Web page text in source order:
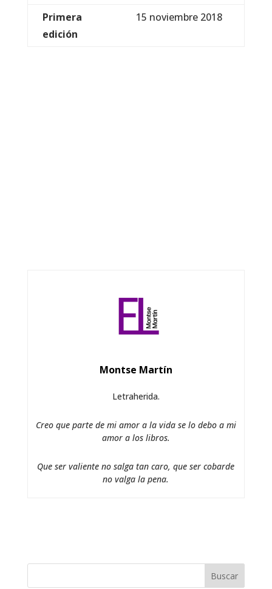
Primera
edición
15 noviembre 2018
Montse Martín
Letraherida.
Creo que parte de mi amor a la vida se lo debo a mi
amor a los libros.
Que ser valiente no salga tan caro, que ser cobarde
no valga la pena.